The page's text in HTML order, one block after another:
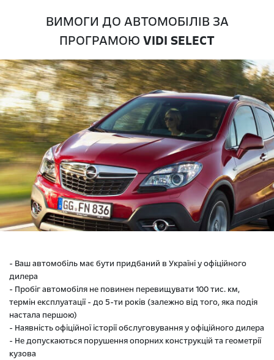
ВИМОГИ ДО АВТОМОБІЛІВ ЗА
ПРОГРАМОЮ VIDI SELECT
- Ваш автомобіль має бути придбаний в Україні у офіційного
дилера
- Пробіг автомобіля не повинен перевищувати 100 тис. км,
термін експлуатації - до 5-ти років (залежно від того, яка подія
настала першою)
- Наявність офіційної історії обслуговування у офіційного дилера
- Не допускаються порушення опорних конструкцій та геометрії
кузова